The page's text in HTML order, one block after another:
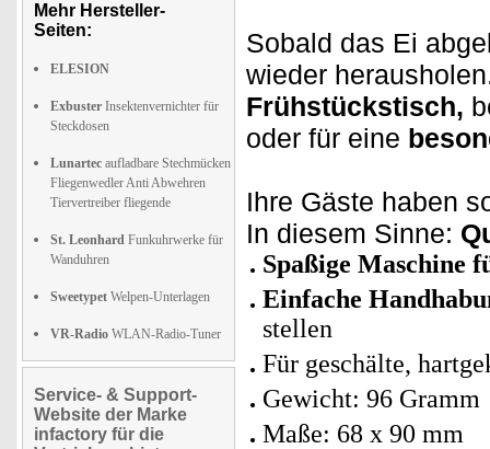
Mehr Hersteller-
Seiten:
ELESION
Exbuster Insektenvernichter für
Steckdosen
Lunartec aufladbare Stechmücken
Fliegenwedler Anti Abwehren
Tiervertreiber fliegende
St. Leonhard Funkuhrwerke für
Wanduhren
Sweetypet Welpen-Unterlagen
VR-Radio WLAN-Radio-Tuner
Service- & Support-
Website der Marke
infactory für die
Sobald das Ei
wieder
Frühstückstisch,
oder für eine
Ihre Gäste haben
In diesem Sinne:
Spaßige Maschine
Einfache
stellen
Für geschälte,
Gewicht: 96 Gramm
Maße: 68 x 90 mm